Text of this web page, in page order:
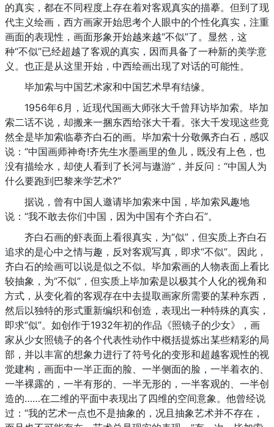
的真实，都在不同程度上存在着对客观真实的描摹。但到了现
代主义绘画，西方画家开始思考个人眼中的个性化真实，注重
画面的表现性，画面形象开始越来越“不似”了。显然，这
种“不似”已经超越了客观的真实，因而具备了一种新的美学意
义。也正是从这里开始，中西绘画出现了对话的可能性。
毕加索与中国艺术家和中国艺术早有结缘。
1956年6月，近现代国画大师张大千曾拜访毕加索。毕加
索二话不说，却搬来一捆东西给张大千看。张大千发现这些竟
然全是毕加索临摹齐白石的画。毕加索十分敬佩齐白石，感叹
说：“中国画师神奇!齐先生水墨画里的鱼儿，既没有上色，也
没有描绘水，却使人看到了长河与遨游”，并反问：“中国人为
什么要跑到巴黎来学艺术?”
据说，曾有中国人邀请毕加索来中国，毕加索风趣地
说：“我不敢去你们中国，因为中国有个齐白石”。
齐白石画的虾表面上看很真实，为“似”，但实质上齐白石
追求的是心中之情与趣，反对客观写真，即求“不似”。因此，
齐白石的绘画可以说是似之不似。毕加索画的人物表面上看比
较抽象，为“不似”，但实质上毕加索是以极其个人化的视角和
方式，从变化着的客观存在中去提取画家所需要的某种东西，
然后以独特的形式重新编织和创造，表现出一种特殊的真实，
即求“似”。如创作于1932年初的作品《照镜子的少女》，画
家从少女照镜子的各个代表性动作中概括提炼出某些精彩的局
部，并以丰富的想象力进行了符号化的变形和超越客观性的视
觉建构，画面中一半正面的脸、一半侧面的脸，一半着衣的、
一半裸露的，一半有形的、一半无形的，一半客观的、一半创
造的……在二维的平面中表现出了四维的空间意象。他曾经说
过：“我的艺术一点也不是抽象的，况且抽象艺术并不存在，